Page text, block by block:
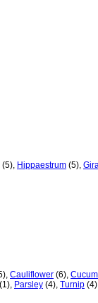
(5), Hippaestrum (5),
Cauliflower (6)
(1) Parsley (4) Turnip (4)